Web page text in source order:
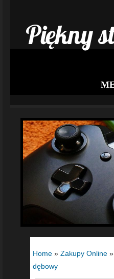
Piękny
Home » Zakupy Online »
dębowy